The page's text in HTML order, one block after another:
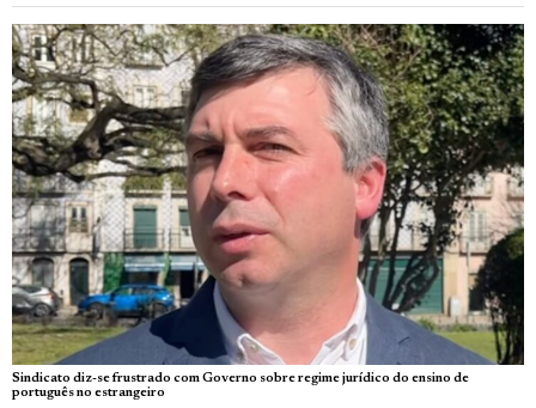
Sindicato diz-se frustrado com Governo sobre regime jurídico do ensino de
português no estrangeiro